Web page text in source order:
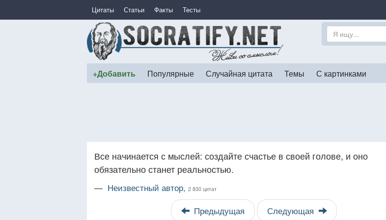
Цитаты Статьи Факты Тесты
+Добавить Популярные Случайная цитата Темы С картинками
Все начинается с мыслей: создайте счастье в своей голове, и оно
обязательно станет реальностью.
— Неизвестный автор, 2 830 цитат
Предыдущая Следующая